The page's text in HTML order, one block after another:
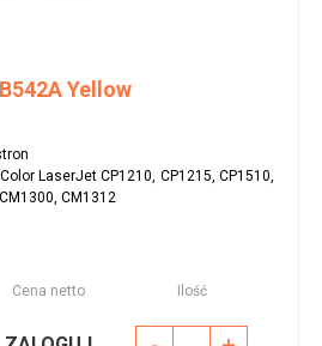
Yellow
LaserJet CP1210, CP1215, CP1510,
CM1312
Cena netto Ilość